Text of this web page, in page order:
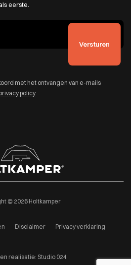
eerste.
met het ontvangen van e-mails
privacy policy
© 2026 Holtkamper
Disclaimer Privacy verklaring
realisatie: Studio 024